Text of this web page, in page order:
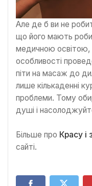
Але де б ви не
що його мають
медичною освітою,
особливості
піти на масаж до
лише кількаденні
проблеми. Тому
душі і
Більше про Красу і
сайті.